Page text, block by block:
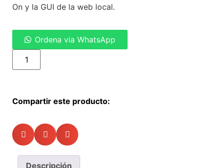
On y la GUI de la web local.
Ordena via WhatsApp
Compartir este producto:
Descripción